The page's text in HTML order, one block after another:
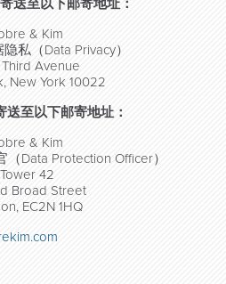
送至以下邮寄地址：
& Kim
私（Data Privacy）
Avenue
New York 10022
送至以下邮寄地址：
& Kim
（Data Protection Officer）
Tower 42
Broad Street
EC2N 1HQ